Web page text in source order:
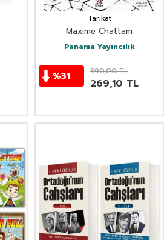
Tarikat
Maxime Chattam
Panama Yayıncılık
%31 390,00TL
269,10 TL